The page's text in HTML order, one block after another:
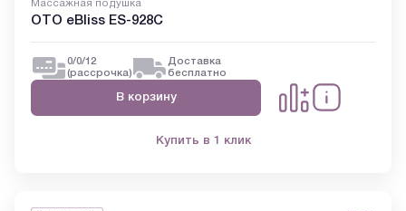
Массажная подушка
OTO eBliss ES-928C
0/0/12
(рассрочка)
Доставка
бесплатно
В корзину
Купить в 1 клик